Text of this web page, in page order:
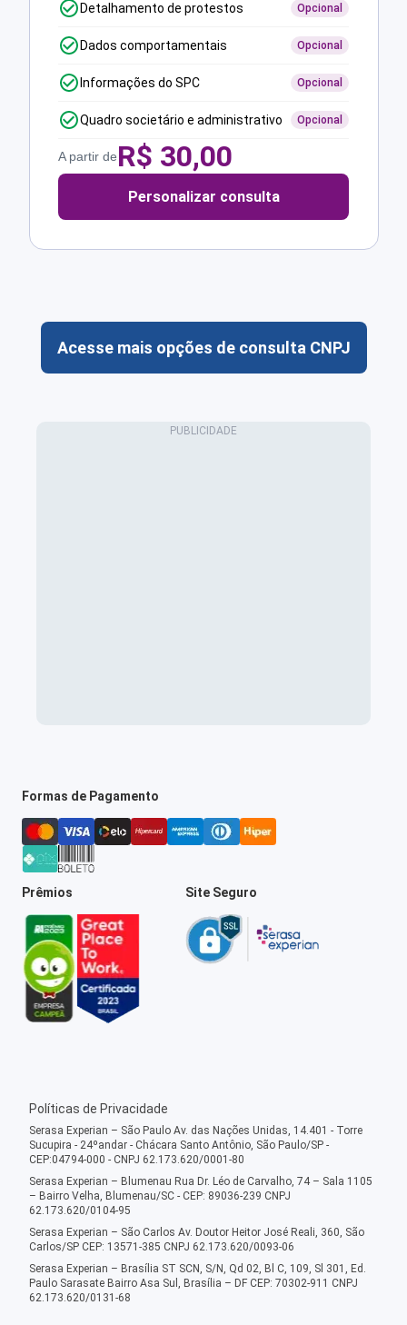
Detalhamento de protestos Opcional
Dados comportamentais Opcional
Informações do SPC Opcional
Quadro societário e administrativo Opcional
A partir deR$ 30,00
Personalizar consulta
Acesse mais opções de consulta CNPJ
Formas de Pagamento
Prêmios Site Seguro
Políticas de Privacidade
Serasa Experian – São Paulo Av. das Nações Unidas, 14.401 - Torre
Sucupira - 24ºandar - Chácara Santo Antônio, São Paulo/SP -
CEP:04794-000 - CNPJ 62.173.620/0001-80
Serasa Experian – Blumenau Rua Dr. Léo de Carvalho, 74 – Sala 1105
– Bairro Velha, Blumenau/SC - CEP: 89036-239 CNPJ
62.173.620/0104-95
Serasa Experian – São Carlos Av. Doutor Heitor José Reali, 360, São
Carlos/SP CEP: 13571-385 CNPJ 62.173.620/0093-06
Serasa Experian – Brasília ST SCN, S/N, Qd 02, Bl C, 109, Sl 301, Ed.
Paulo Sarasate Bairro Asa Sul, Brasília – DF CEP: 70302-911 CNPJ
62.173.620/0131-68